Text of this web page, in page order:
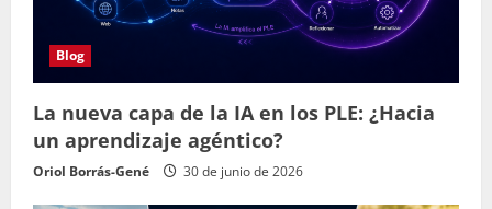
Blog
La nueva capa de la IA en los PLE: ¿Hacia
un aprendizaje agéntico?
Oriol Borrás-Gené 30 de junio de 2026